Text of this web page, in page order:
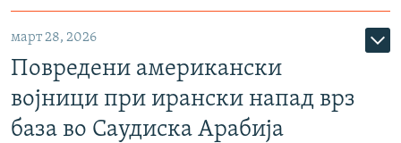
март 28, 2026
Повредени американски
војници при ирански напад врз
база во Саудиска Арабија